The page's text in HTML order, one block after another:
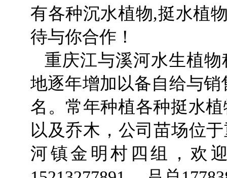
有各种沉水植物,挺水植
待与你合作！
重庆江与溪河水生植
地逐年增加以备自给与
名。常年种植各种挺水
以及乔木，公司苗场位
河镇金明村四组，欢